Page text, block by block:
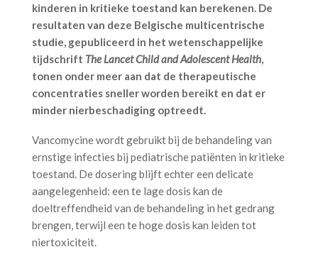
kinderen in kritieke toestand kan berekenen. De
resultaten van deze Belgische multicentrische
studie, gepubliceerd in het wetenschappelijke
tijdschrift The Lancet Child and Adolescent Health,
tonen onder meer aan dat de therapeutische
concentraties sneller worden bereikt en dat er
minder nierbeschadiging optreedt.
Vancomycine wordt gebruikt bij de behandeling van
ernstige infecties bij pediatrische patiënten in kritieke
toestand. De dosering blijft echter een delicate
aangelegenheid: een te lage dosis kan de
doeltreffendheid van de behandeling in het gedrang
brengen, terwijl een te hoge dosis kan leiden tot
niertoxiciteit.